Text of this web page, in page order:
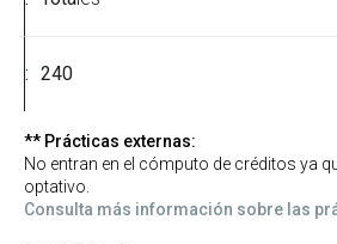
240
** Prácticas externas:
No entran en el cómputo de créditos ya
optativo.
Consulta más información sobre las